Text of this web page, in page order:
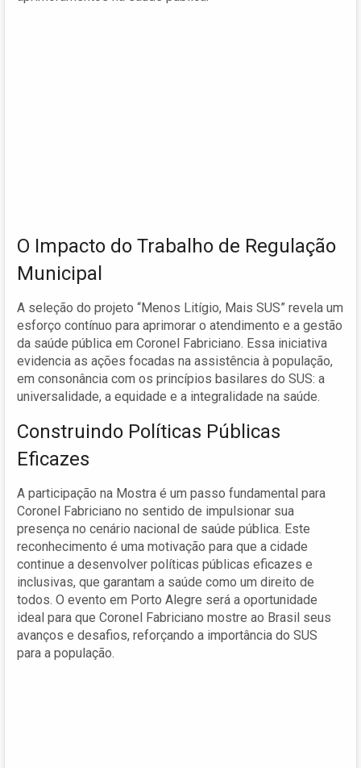
O Impacto do Trabalho de Regulação
Municipal
A seleção do projeto “Menos Litígio, Mais SUS” revela um
esforço contínuo para aprimorar o atendimento e a gestão
da saúde pública em Coronel Fabriciano. Essa iniciativa
evidencia as ações focadas na assistência à população,
em consonância com os princípios basilares do SUS: a
universalidade, a equidade e a integralidade na saúde.
Construindo Políticas Públicas
Eficazes
A participação na Mostra é um passo fundamental para
Coronel Fabriciano no sentido de impulsionar sua
presença no cenário nacional de saúde pública. Este
reconhecimento é uma motivação para que a cidade
continue a desenvolver políticas públicas eficazes e
inclusivas, que garantam a saúde como um direito de
todos. O evento em Porto Alegre será a oportunidade
ideal para que Coronel Fabriciano mostre ao Brasil seus
avanços e desafios, reforçando a importância do SUS
para a população.